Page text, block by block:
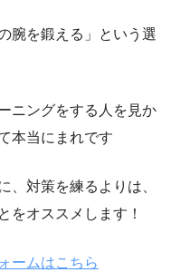
腕を鍛える」という選
ニングをする人を見か
本当にまれです
、対策を練るよりは、
をオススメします！
ームはこちら